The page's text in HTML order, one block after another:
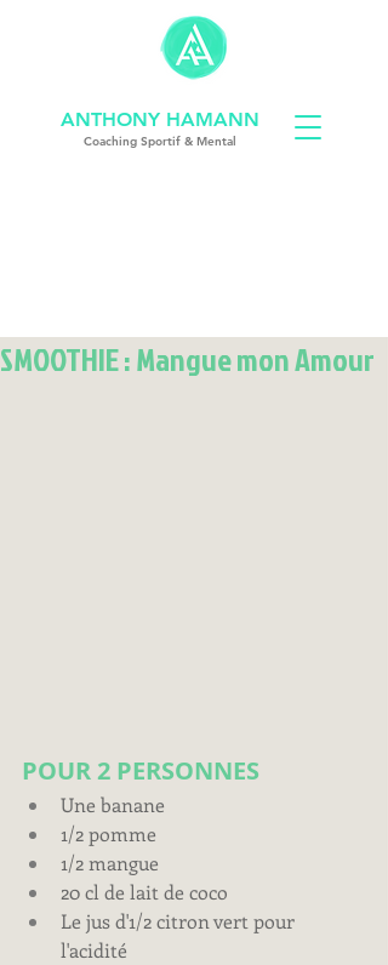
ANTHONY HAMANN
Coaching Sportif & Mental
SMOOTHIE : Mangue mon Amour
POUR 2 PERSONNES
Une banane
1/2 pomme
1/2 mangue
20 cl de lait de coco
Le jus d'1/2 citron vert pour
l'acidité